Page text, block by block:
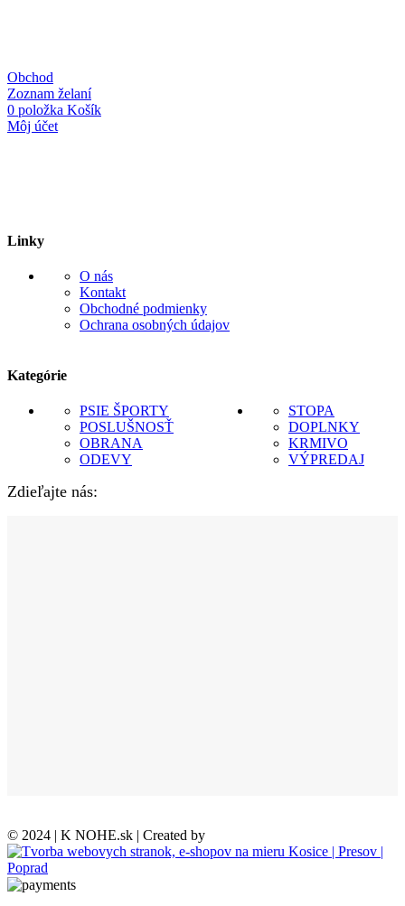
Obchod
Zoznam želaní
0 položka Košík
Môj účet
Linky
O nás
Kontakt
Obchodné podmienky
Ochrana osobných údajov
Kategórie
PSIE ŠPORTY
POSLUŠNOSŤ
OBRANA
ODEVY
STOPA
DOPLNKY
KRMIVO
VÝPREDAJ
Zdieľajte nás:
© 2024 | K NOHE.sk | Created by